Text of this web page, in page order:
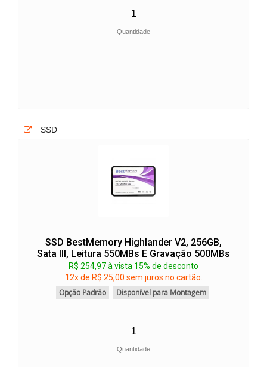
Quantidade
SSD
SSD BestMemory Highlander V2, 256GB,
Sata III, Leitura 550MBs E Gravação 500MBs
R$ 254,97 à vista 15% de desconto
12x de R$ 25,00 sem juros no cartão.
Opção Padrão
Disponível para Montagem
Quantidade